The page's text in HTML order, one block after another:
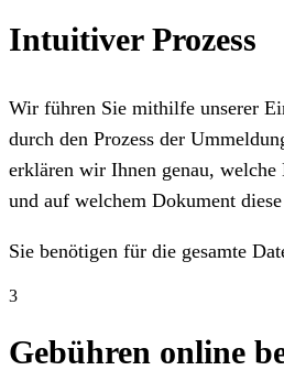
Intuitiver Prozess
Wir führen Sie mithilfe unserer
durch den Prozess der
erklären wir Ihnen genau, welche
und auf welchem Dokument
Sie benötigen für die gesamte
3
Gebühren online